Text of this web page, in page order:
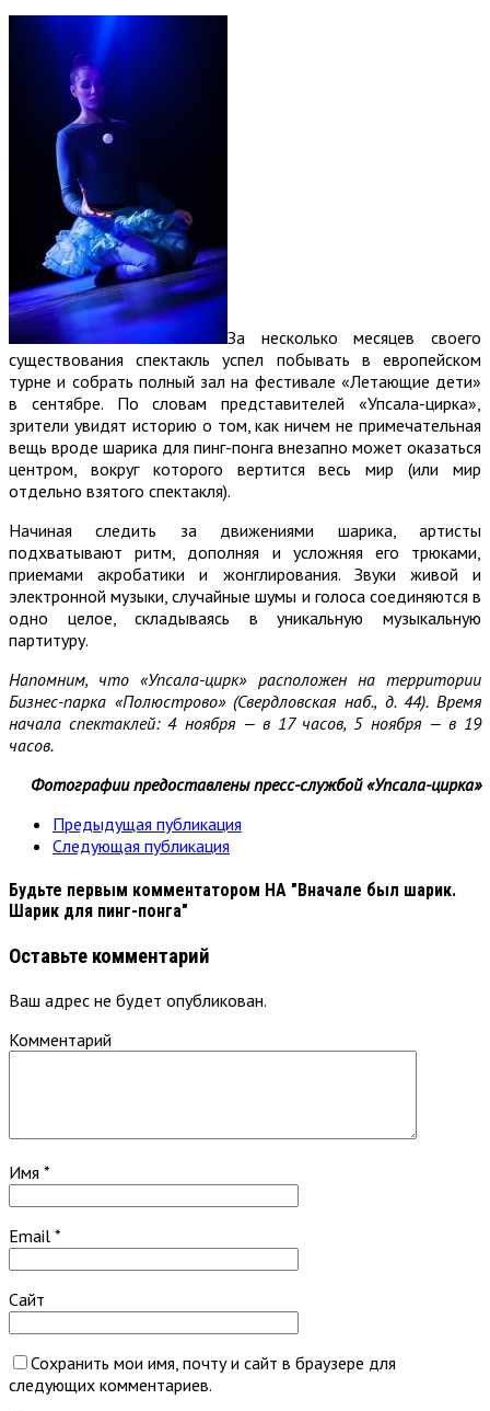
За несколько месяцев своего
существования спектакль успел побывать в европейском
турне и собрать полный зал на фестивале «Летающие дети»
в сентябре. По словам представителей «Упсала-цирка»,
зрители увидят историю о том, как ничем не примечательная
вещь вроде шарика для пинг-понга внезапно может оказаться
центром, вокруг которого вертится весь мир (или мир
отдельно взятого спектакля).
Начиная следить за движениями шарика, артисты
подхватывают ритм, дополняя и усложняя его трюками,
приемами акробатики и жонглирования. Звуки живой и
электронной музыки, случайные шумы и голоса соединяются в
одно целое, складываясь в уникальную музыкальную
партитуру.
Напомним, что «Упсала-цирк» расположен на территории
Бизнес-парка «Полюстрово» (Свердловская наб., д. 44). Время
начала спектаклей: 4 ноября — в 17 часов, 5 ноября — в 19
часов.
Фотографии предоставлены пресс-службой «Упсала-цирка»
Предыдущая публикация
Следующая публикация
Будьте первым комментатором НА "Вначале был шарик.
Шарик для пинг-понга"
Оставьте комментарий
Ваш адрес не будет опубликован.
Комментарий
Имя *
Email *
Сайт
Сохранить мои имя, почту и сайт в браузере для
следующих комментариев.